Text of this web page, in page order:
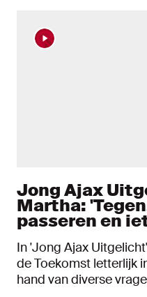
Jong Ajax
Martha:
passeren en
In 'Jong Ajax
de Toekomst letterlijk
hand van diverse